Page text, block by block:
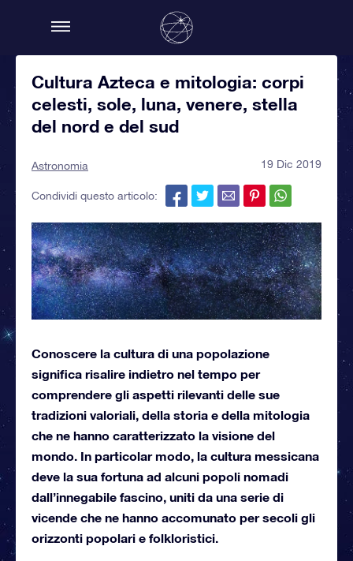
Cultura Azteca e mitologia: corpi
celesti, sole, luna, venere, stella
del nord e del sud
Astronomia 19 Dic 2019
Condividi questo articolo:
Conoscere la cultura di una popolazione
significa risalire indietro nel tempo per
comprendere gli aspetti rilevanti delle sue
tradizioni valoriali, della storia e della mitologia
che ne hanno caratterizzato la visione del
mondo. In particolar modo, la cultura messicana
deve la sua fortuna ad alcuni popoli nomadi
dall’innegabile fascino, uniti da una serie di
vicende che ne hanno accomunato per secoli gli
orizzonti popolari e folkloristici.